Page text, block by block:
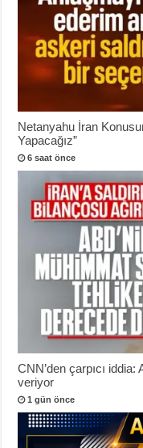
Netanyahu İran
Yapacağız”
6 saat önce
CNN’den çarpıcı
veriyor
1 gün önce